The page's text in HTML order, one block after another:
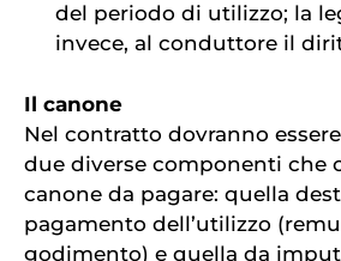
del periodo di utilizzo; la
invece, al conduttore il
Il canone
Nel contratto dovranno
due diverse componenti che
canone da pagare: quella
pagamento dell’utilizzo
godimento) e quella da